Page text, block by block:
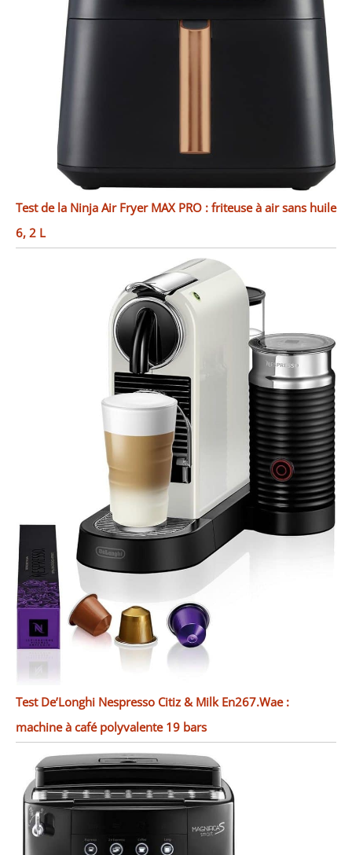
Test de la Ninja Air Fryer MAX PRO : friteuse à air sans huile
6, 2 L
Test De’Longhi Nespresso Citiz & Milk En267.Wae :
machine à café polyvalente 19 bars